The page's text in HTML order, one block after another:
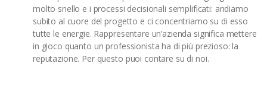
molto snello e i processi decisionali semplificati: andiamo
subito al cuore del progetto e ci concentriamo su di esso
tutte le energie. Rappresentare un’azienda significa mettere
in gioco quanto un professionista ha di più prezioso: la
reputazione. Per questo puoi contare su di noi.